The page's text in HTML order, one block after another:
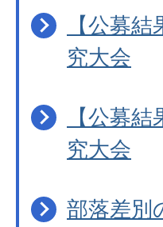
【公募
究大会
【公募
究大会
部落差別